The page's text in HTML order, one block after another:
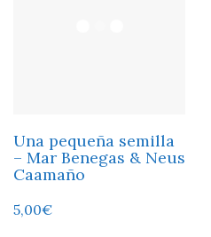
Una pequeña semilla
– Mar Benegas & Neus
Caamaño
5,00€